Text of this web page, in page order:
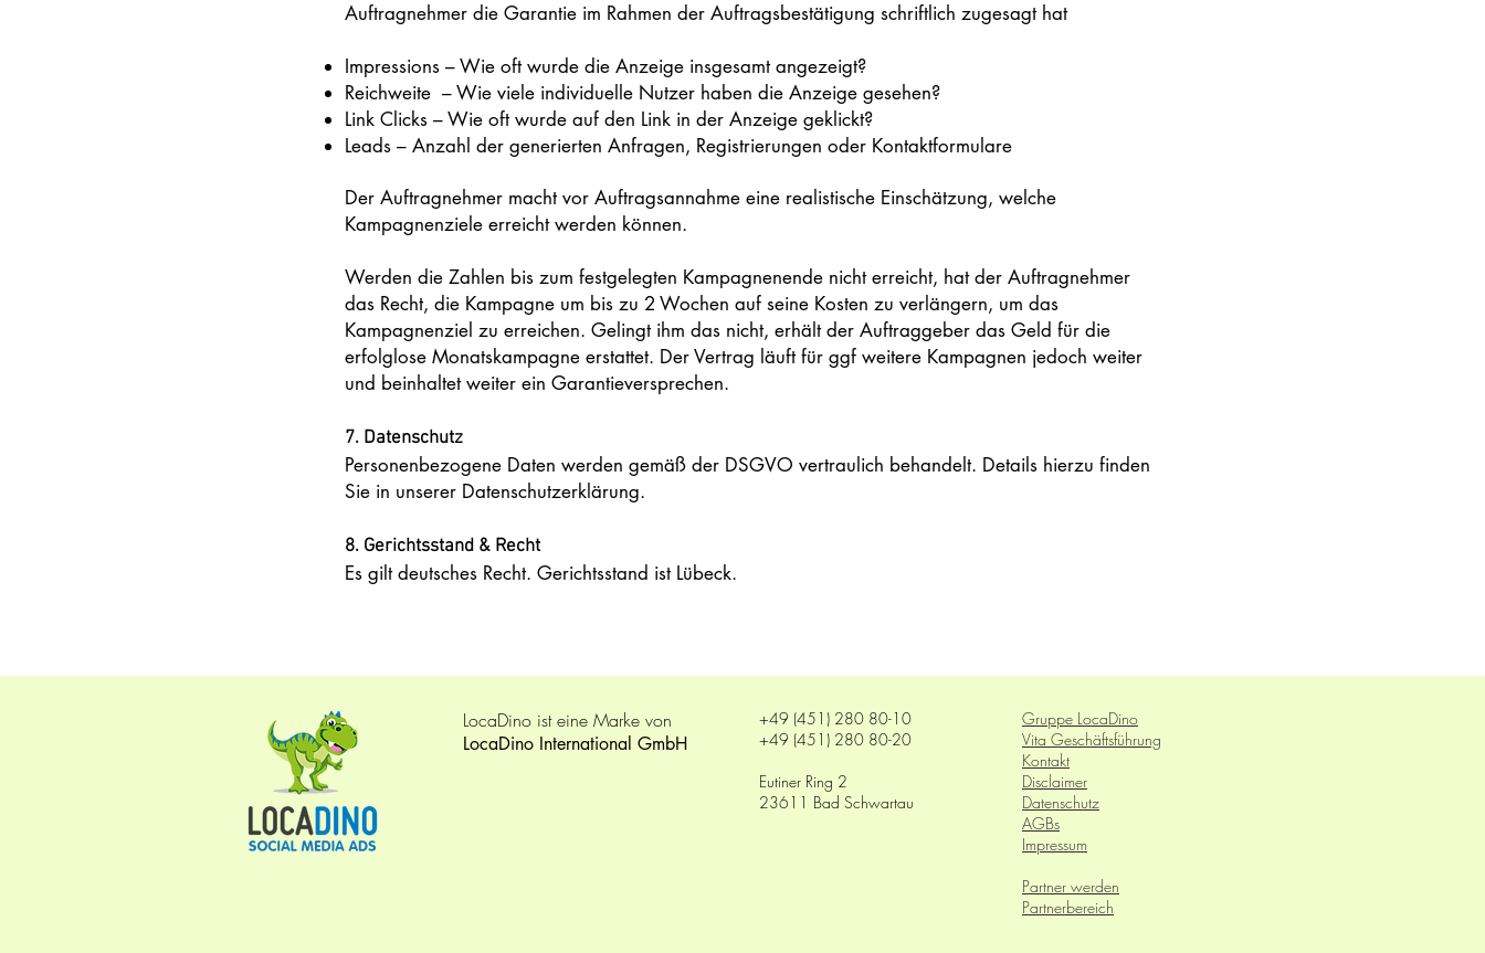
Auftragnehmer die Garantie im Rahmen der Auftragsbestätigung schriftlich zugesagt hat
Impressions – Wie oft wurde die Anzeige insgesamt angezeigt?
Reichweite – Wie viele individuelle Nutzer haben die Anzeige gesehen?
Link Clicks – Wie oft wurde auf den Link in der Anzeige geklickt?
Leads – Anzahl der generierten Anfragen, Registrierungen oder Kontaktformulare
Der Auftragnehmer macht vor Auftragsannahme eine realistische Einschätzung, welche
Kampagnenziele erreicht werden können.
Werden die Zahlen bis zum festgelegten Kampagnenende nicht erreicht, hat der Auftragnehmer
das Recht, die Kampagne um bis zu 2 Wochen auf seine Kosten zu verlängern, um das
Kampagnenziel zu erreichen. Gelingt ihm das nicht, erhält der Auftraggeber das Geld für die
erfolglose Monatskampagne erstattet. Der Vertrag läuft für ggf weitere Kampagnen jedoch weiter
und beinhaltet weiter ein Garantieversprechen.
7. Datenschutz
Personenbezogene Daten werden gemäß der DSGVO vertraulich behandelt. Details hierzu finden
Sie in unserer Datenschutzerklärung.
8. Gerichtsstand & Recht
Es gilt deutsches Recht. Gerichtsstand ist Lübeck.
LocaDino ist eine Marke von
LocaDino International GmbH
+49 (451) 280 80-10
+49 (451) 280 80-20
Eutiner Ring 2
23611 Bad Schwartau
Gruppe LocaDino
Vita Geschäftsführung
Kontakt
Disclaimer
Datenschutz
AGBs
Impressum
Partner werden
Partnerbereich